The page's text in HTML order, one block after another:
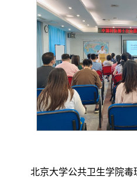
北京大学公共卫生学院毒